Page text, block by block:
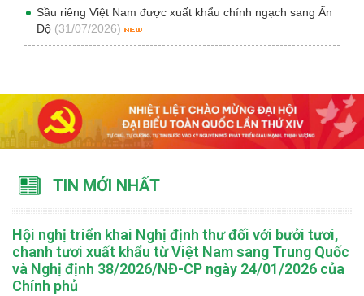
Sầu riêng Việt Nam được xuất khẩu chính ngạch sang Ấn
Độ (31/07/2026)
TIN MỚI NHẤT
Hội nghị triển khai Nghị định thư đối với bưởi tươi,
chanh tươi xuất khẩu từ Việt Nam sang Trung Quốc
và Nghị định 38/2026/NĐ-CP ngày 24/01/2026 của
Chính phủ